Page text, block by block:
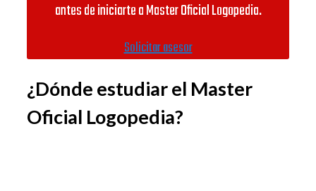
antes de iniciarte a Master Oficial Logopedia.
Solicitar asesor
¿Dónde estudiar el Master
Oficial Logopedia?